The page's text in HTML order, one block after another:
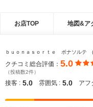
お店TOP 地図&ア
ｂｕｏｎａｓｏｒｔｅ ボナソルテ
クチコミ総合評価： 5.0
（投稿数2件）
接客 : 5.0 雰囲気 : 5.0 アフ